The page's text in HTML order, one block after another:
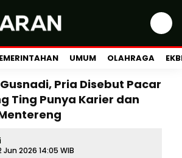
UMUM OLAHRAGA
Pria Disebut Pacar
Ting Punya Karier dan
Jun 2026 14:05 WIB